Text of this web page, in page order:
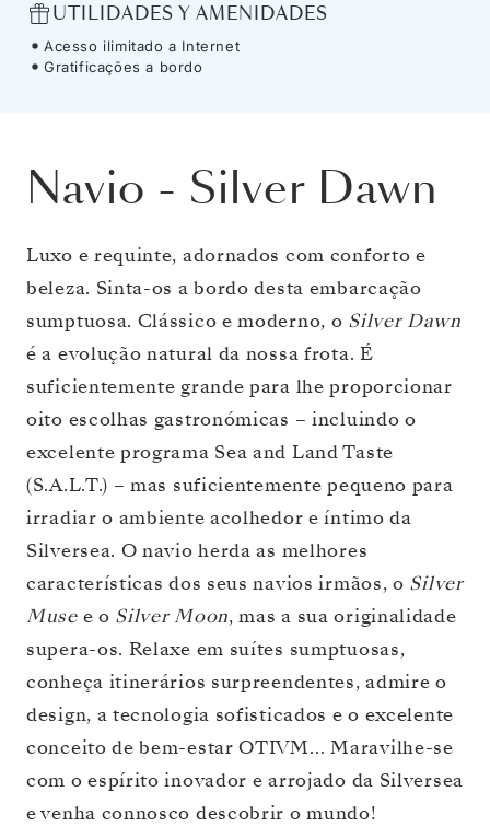
UTILIDADES Y AMENIDADES
Acesso ilimitado a Internet
Gratificações a bordo
Navio - Silver Dawn
Luxo e requinte, adornados com conforto e
beleza. Sinta-os a bordo desta embarcação
sumptuosa. Clássico e moderno, o Silver Dawn
é a evolução natural da nossa frota. É
suficientemente grande para lhe proporcionar
oito escolhas gastronómicas – incluindo o
excelente programa Sea and Land Taste
(S.A.L.T.) – mas suficientemente pequeno para
irradiar o ambiente acolhedor e íntimo da
Silversea. O navio herda as melhores
características dos seus navios irmãos, o Silver
Musee o Silver Moon, mas a sua originalidade
supera-os. Relaxe em suítes sumptuosas,
conheça itinerários surpreendentes, admire o
design, a tecnologia sofisticados e o excelente
conceito de bem-estar OTIVM… Maravilhe-se
com o espírito inovador e arrojado da Silversea
e venha connosco descobrir o mundo!